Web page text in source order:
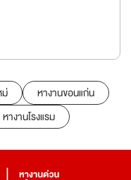
ม่
หางานขอนแก่น
หางานโรงแรม